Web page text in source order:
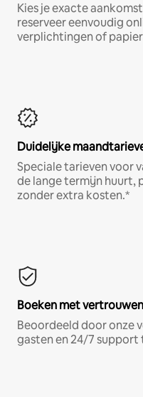
Kies je exacte
reserveer eenvoudig
verplichtingen of
Duidelijke
Speciale tarieven voor
de lange termijn huurt,
zonder extra kosten.*
Boeken met vertrouwen
Beoordeeld door onze
gasten en 24/7